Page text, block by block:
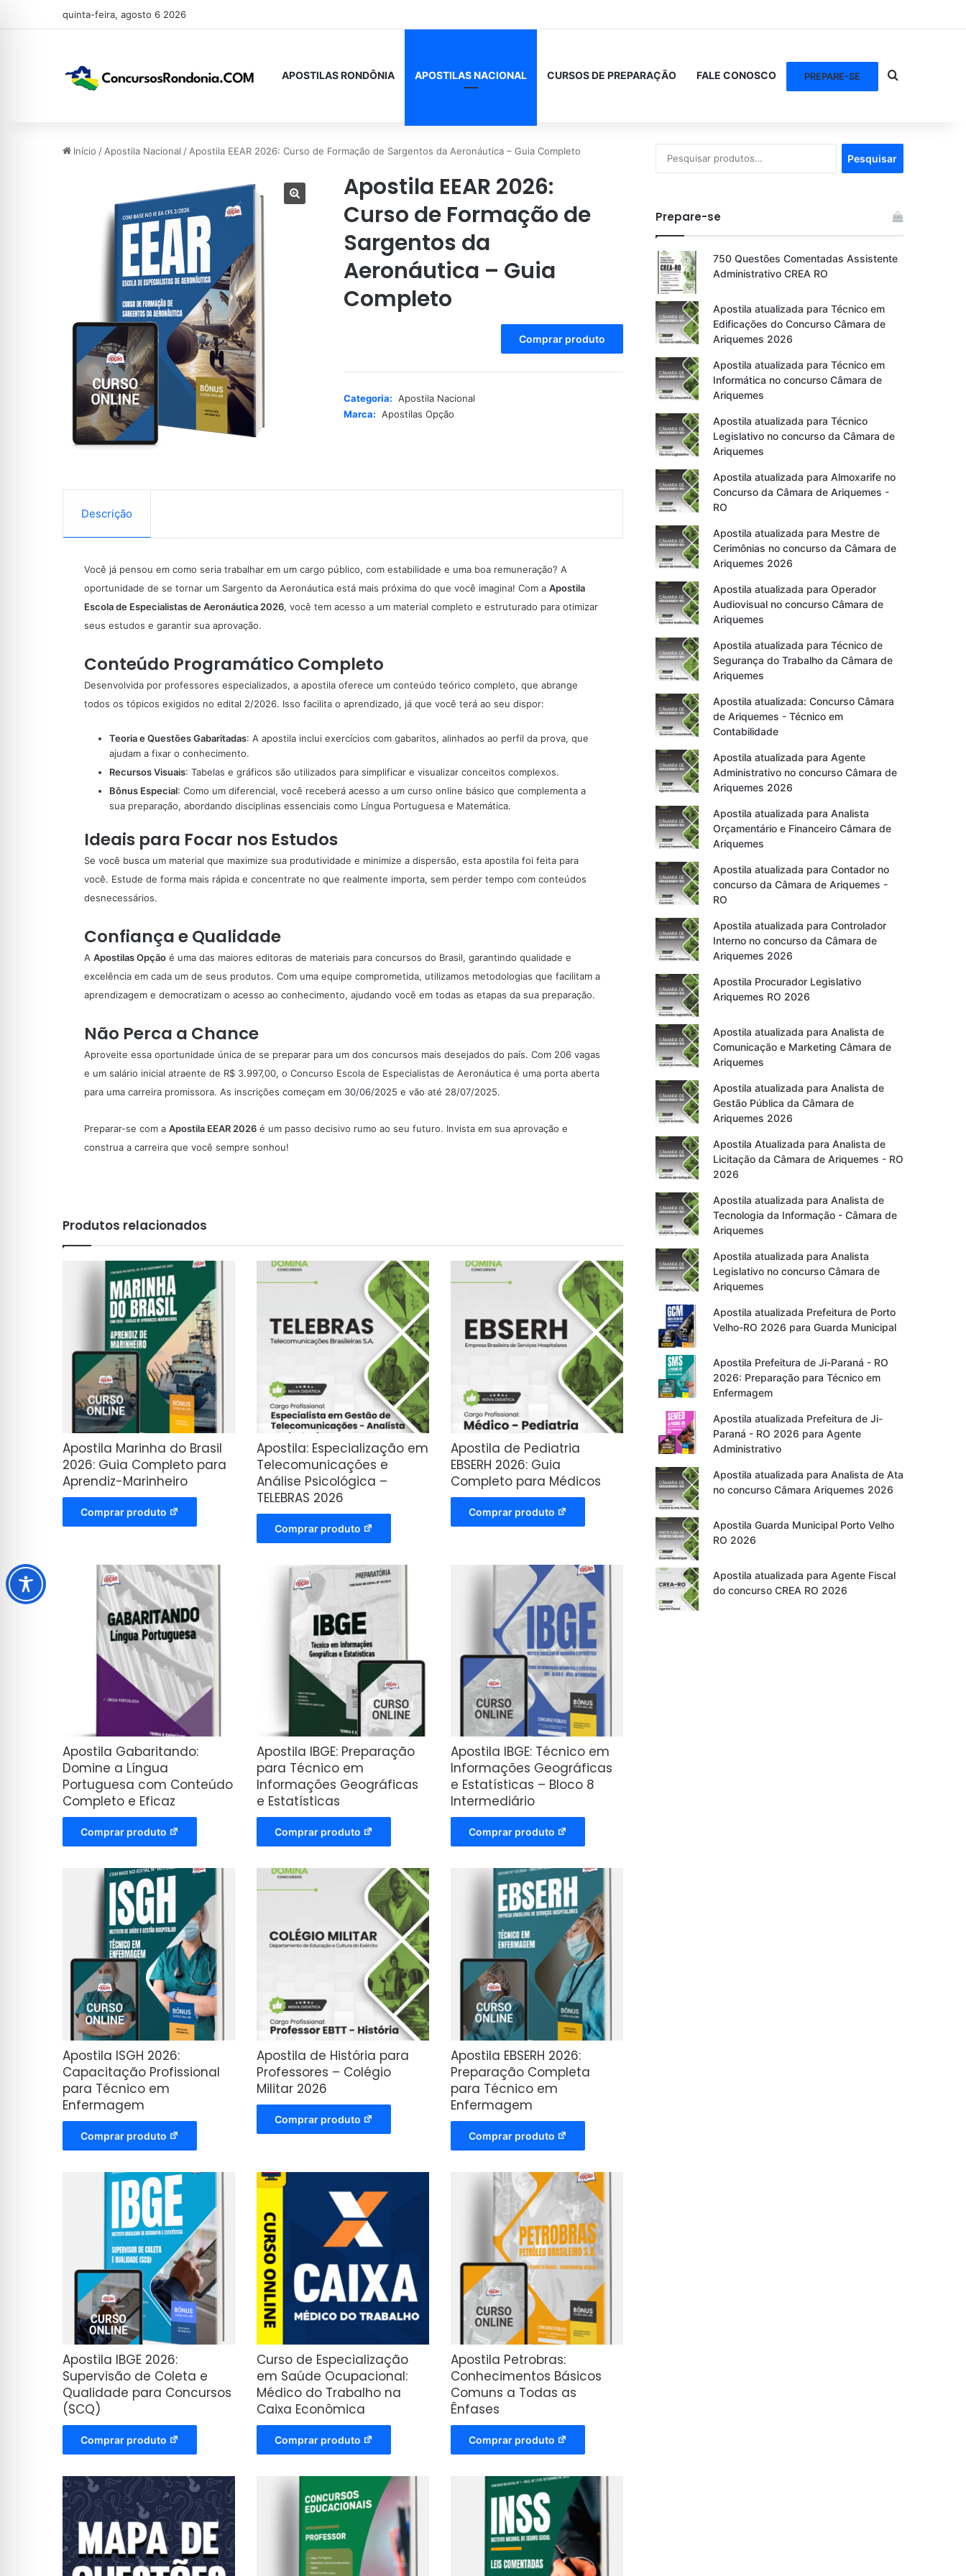
quinta-feira, agosto 6 2026
APOSTILAS RONDÔNIA APOSTILAS NACIONAL CURSOS DE PREPARAÇÃO FALE CONOSCO PREPARE-SE Procurar por
Início / Apostila Nacional / Apostila EEAR 2026: Curso de Formação de Sargentos da Aeronáutica – Guia Completo
Apostila EEAR 2026:
Curso de Formação de
Sargentos da
Aeronáutica – Guia
Completo
Comprar produto
Categoria: Apostila Nacional
Marca: Apostilas Opção
Descrição
Você já pensou em como seria trabalhar em um cargo público, com estabilidade e uma boa remuneração? A
oportunidade de se tornar um Sargento da Aeronáutica está mais próxima do que você imagina! Com a Apostila
Escola de Especialistas de Aeronáutica 2026, você tem acesso a um material completo e estruturado para otimizar
seus estudos e garantir sua aprovação.
Conteúdo Programático Completo
Desenvolvida por professores especializados, a apostila oferece um conteúdo teórico completo, que abrange
todos os tópicos exigidos no edital 2/2026. Isso facilita o aprendizado, já que você terá ao seu dispor:
Teoria e Questões Gabaritadas: A apostila inclui exercícios com gabaritos, alinhados ao perfil da prova, que
ajudam a fixar o conhecimento.
Recursos Visuais: Tabelas e gráficos são utilizados para simplificar e visualizar conceitos complexos.
Bônus Especial: Como um diferencial, você receberá acesso a um curso online básico que complementa a
sua preparação, abordando disciplinas essenciais como Língua Portuguesa e Matemática.
Ideais para Focar nos Estudos
Se você busca um material que maximize sua produtividade e minimize a dispersão, esta apostila foi feita para
você. Estude de forma mais rápida e concentrate no que realmente importa, sem perder tempo com conteúdos
desnecessários.
Confiança e Qualidade
A Apostilas Opção é uma das maiores editoras de materiais para concursos do Brasil, garantindo qualidade e
excelência em cada um de seus produtos. Com uma equipe comprometida, utilizamos metodologias que facilitam a
aprendizagem e democratizam o acesso ao conhecimento, ajudando você em todas as etapas da sua preparação.
Não Perca a Chance
Aproveite essa oportunidade única de se preparar para um dos concursos mais desejados do país. Com 206 vagas
e um salário inicial atraente de R$ 3.997,00, o Concurso Escola de Especialistas de Aeronáutica é uma porta aberta
para uma carreira promissora. As inscrições começam em 30/06/2025 e vão até 28/07/2025.
Preparar-se com a Apostila EEAR 2026 é um passo decisivo rumo ao seu futuro. Invista em sua aprovação e
construa a carreira que você sempre sonhou!
Produtos relacionados
Apostila Marinha do Brasil
2026: Guia Completo para
Aprendiz-Marinheiro
Comprar produto
Apostila: Especialização em
Telecomunicações e
Análise Psicológica –
TELEBRAS 2026
Comprar produto
Apostila de Pediatria
EBSERH 2026: Guia
Completo para Médicos
Comprar produto
Apostila Gabaritando:
Domine a Língua
Portuguesa com Conteúdo
Completo e Eficaz
Comprar produto
Apostila IBGE: Preparação
para Técnico em
Informações Geográficas
e Estatísticas
Comprar produto
Apostila IBGE: Técnico em
Informações Geográficas
e Estatísticas – Bloco 8
Intermediário
Comprar produto
Apostila ISGH 2026:
Capacitação Profissional
para Técnico em
Enfermagem
Comprar produto
Apostila de História para
Professores – Colégio
Militar 2026
Comprar produto
Apostila EBSERH 2026:
Preparação Completa
para Técnico em
Enfermagem
Comprar produto
Apostila IBGE 2026:
Supervisão de Coleta e
Qualidade para Concursos
(SCQ)
Comprar produto
Curso de Especialização
em Saúde Ocupacional:
Médico do Trabalho na
Caixa Econômica
Comprar produto
Apostila Petrobras:
Conhecimentos Básicos
Comuns a Todas as
Ênfases
Comprar produto
por:
Pesquisar
Prepare-se
750 Questões Comentadas Assistente
Administrativo CREA RO
Apostila atualizada para Técnico em
Edificações do Concurso Câmara de
Ariquemes 2026
Apostila atualizada para Técnico em
Informática no concurso Câmara de
Ariquemes
Apostila atualizada para Técnico
Legislativo no concurso da Câmara de
Ariquemes
Apostila atualizada para Almoxarife no
Concurso da Câmara de Ariquemes -
RO
Apostila atualizada para Mestre de
Cerimônias no concurso da Câmara de
Ariquemes 2026
Apostila atualizada para Operador
Audiovisual no concurso Câmara de
Ariquemes
Apostila atualizada para Técnico de
Segurança do Trabalho da Câmara de
Ariquemes
Apostila atualizada: Concurso Câmara
de Ariquemes - Técnico em
Contabilidade
Apostila atualizada para Agente
Administrativo no concurso Câmara de
Ariquemes 2026
Apostila atualizada para Analista
Orçamentário e Financeiro Câmara de
Ariquemes
Apostila atualizada para Contador no
concurso da Câmara de Ariquemes -
RO
Apostila atualizada para Controlador
Interno no concurso da Câmara de
Ariquemes 2026
Apostila Procurador Legislativo
Ariquemes RO 2026
Apostila atualizada para Analista de
Comunicação e Marketing Câmara de
Ariquemes
Apostila atualizada para Analista de
Gestão Pública da Câmara de
Ariquemes 2026
Apostila Atualizada para Analista de
Licitação da Câmara de Ariquemes - RO
2026
Apostila atualizada para Analista de
Tecnologia da Informação - Câmara de
Ariquemes
Apostila atualizada para Analista
Legislativo no concurso Câmara de
Ariquemes
Apostila atualizada Prefeitura de Porto
Velho-RO 2026 para Guarda Municipal
Apostila Prefeitura de Ji-Paraná - RO
2026: Preparação para Técnico em
Enfermagem
Apostila atualizada Prefeitura de Ji-
Paraná - RO 2026 para Agente
Administrativo
Apostila atualizada para Analista de Ata
no concurso Câmara Ariquemes 2026
Apostila Guarda Municipal Porto Velho
RO 2026
Apostila atualizada para Agente Fiscal
do concurso CREA RO 2026